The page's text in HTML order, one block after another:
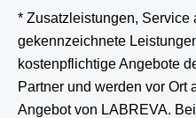
* Zusatzleistungen, Service
gekennzeichnete
kostenpflichtige Angebote
Partner und werden vor Ort
Angebot von LABREVA.